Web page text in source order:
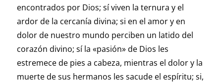
encontrados por Dios; sí viven la ternura y el
ardor de la cercanía divina; si en el amor y en
dolor de nuestro mundo perciben un latido del
corazón divino; sí la «pasión» de Dios les
estremece de pies a cabeza, mientras el dolor y la
muerte de sus hermanos les sacude el espíritu; si,